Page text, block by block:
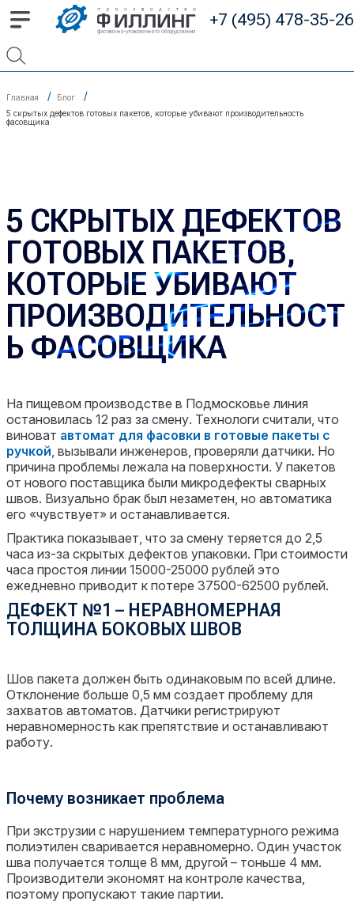
+7 (495) 478-35-26
Главная
Блог
5 скрытых дефектов готовых пакетов, которые убивают производительность
фасовщика
5 СКРЫТЫХ ДЕФЕКТОВ
ГОТОВЫХ ПАКЕТОВ,
КОТОРЫЕ УБИВАЮТ
ПРОИЗВОДИТЕЛЬНОСТ
Ь ФАСОВЩИКА
На пищевом производстве в Подмосковье линия
остановилась 12 раз за смену. Технологи считали, что
виноват автомат для фасовки в готовые пакеты с
ручкой, вызывали инженеров, проверяли датчики. Но
причина проблемы лежала на поверхности. У пакетов
от нового поставщика были микродефекты сварных
швов. Визуально брак был незаметен, но автоматика
его «чувствует» и останавливается.
Практика показывает, что за смену теряется до 2,5
часа из-за скрытых дефектов упаковки. При стоимости
часа простоя линии 15000-25000 рублей это
ежедневно приводит к потере 37500-62500 рублей.
ДЕФЕКТ №1 – НЕРАВНОМЕРНАЯ
ТОЛЩИНА БОКОВЫХ ШВОВ
Шов пакета должен быть одинаковым по всей длине.
Отклонение больше 0,5 мм создает проблему для
захватов автоматов. Датчики регистрируют
неравномерность как препятствие и останавливают
работу.
Почему возникает проблема
При экструзии с нарушением температурного режима
полиэтилен сваривается неравномерно. Один участок
шва получается толще 8 мм, другой – тоньше 4 мм.
Производители экономят на контроле качества,
поэтому пропускают такие партии.